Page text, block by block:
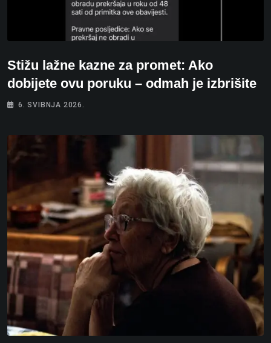
Stižu lažne kazne za promet: Ako
dobijete ovu poruku – odmah je izbrišite
6. SVIBNJA 2026.